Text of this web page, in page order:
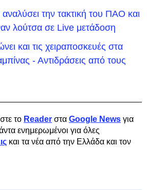
την τακτική του ΠΑΟ και
λούτσα σε Live μετάδοση
και τις χειραποσκευές στα
- Αντιδράσεις από τους
το Reader στα Google News για
ενημερωμένοι για όλες
και τα νέα από την Ελλάδα και τον